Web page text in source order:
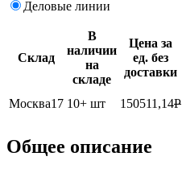
Деловые линии
Склад
В
наличии
на
складе
Цена за
ед. без
доставки
Москва17 10+ шт 150511,14P
Общее описание